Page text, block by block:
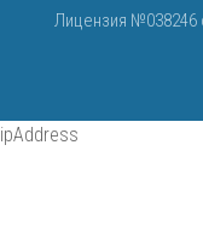
Лицензия №038246
ipAddress